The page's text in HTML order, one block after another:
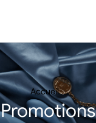
Accueil
Promotions